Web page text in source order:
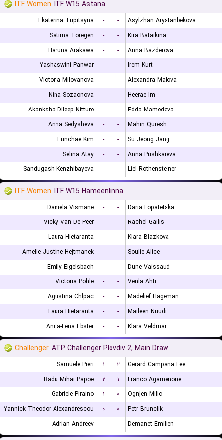
ITF Women ITF W15 Astana
Ekaterina Tupitsyna - -
Asylzhan Arystanbekova
Satima Toregen
- -
Kira Bataikina
Haruna Arakawa
- -
Anna Bazderova
Yashaswini Panwar
- -
Irem Kurt
Victoria Milovanova
- -
Alexandra Malova
Nina Sozaonova
- -
Heerae Im
Akanksha Dileep Nitture
- -
Edda Mamedova
Anna Sedysheva
- -
Mahin Qureshi
Eunchae Kim
- -
Su Jeong Jang
Selina Atay
- -
Anna Pushkareva
Sandugash Kenzhibayeva
- - Liel Rothensteiner
ITF Women ITF W15 Hameenlinna
Daniela Vismane - -
Daria Lopatetska
Vicky Van De Peer
- -
Rachel Gailis
Laura Hietaranta
- -
Klara Blazkova
Amelie Justine Hejtmanek
- -
Soulie Alice
Emily Eigelsbach
- -
Dune Vaissaud
Victoria Pohle
- -
Venla Ahti
Agustina Chlpac
- -
Madelief Hageman
Laura Hietaranta
- -
Maileen Nuudi
Anna-Lena Ebster
- - Klara Veldman
Challenger ATP Challenger Plovdiv 2, Main Draw
Samuele Pieri ۱ ۲
Gerard Campana Lee
Radu Mihai Papoe
۲ ۱
Franco Agamenone
Gabriele Piraino
۱ ۰
Ognjen Milic
Yannick Theodor Alexandrescou
۰ ۰
Petr Brunclik
Adrian Andreev
- - Demanet Emilien